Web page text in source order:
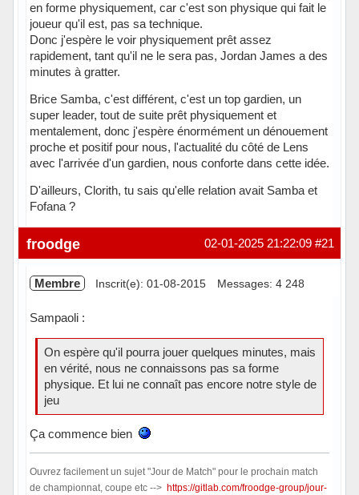
en forme physiquement, car c'est son physique qui fait le
joueur qu'il est, pas sa technique.
Donc j'espère le voir physiquement prêt assez
rapidement, tant qu'il ne le sera pas, Jordan James a des
minutes à gratter.
Brice Samba, c'est différent, c'est un top gardien, un
super leader, tout de suite prêt physiquement et
mentalement, donc j'espère énormément un dénouement
proche et positif pour nous, l'actualité du côté de Lens
avec l'arrivée d'un gardien, nous conforte dans cette idée.
D'ailleurs, Clorith, tu sais qu'elle relation avait Samba et
Fofana ?
Hors ligne #21
02-01-2025 21:22:09
froodge
Membre Inscrit(e): 01-08-2015 Messages: 4 248
Sampaoli :
On espère qu'il pourra jouer quelques minutes, mais
en vérité, nous ne connaissons pas sa forme
physique. Et lui ne connaît pas encore notre style de
jeu
Ça commence bien
Ouvrez facilement un sujet "Jour de Match" pour le prochain match
de championnat, coupe etc --> https://gitlab.com/froodge-group/jour-